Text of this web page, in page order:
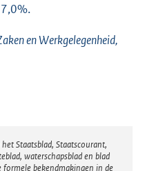
en Werkgelegenheid,
Staatsblad, Staatscourant,
waterschapsblad en blad
formele bekendmakingen in de